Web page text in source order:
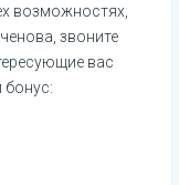
возможностях,
звоните
вас
бонус: